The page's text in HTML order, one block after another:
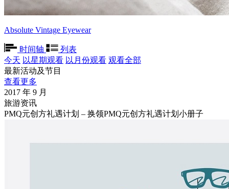
Absolute Vintage Eyewear
时间轴
列表
今天 以星期观看 以月份观看 观看全部
最新活动及节目
查看更多
2017 年 9 月
旅游资讯
PMQ元创方礼遇计划 – 换领PMQ元创方礼遇计划小册子